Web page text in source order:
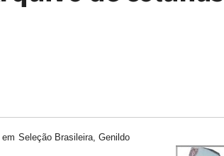
Seleção Brasileira, Genildo